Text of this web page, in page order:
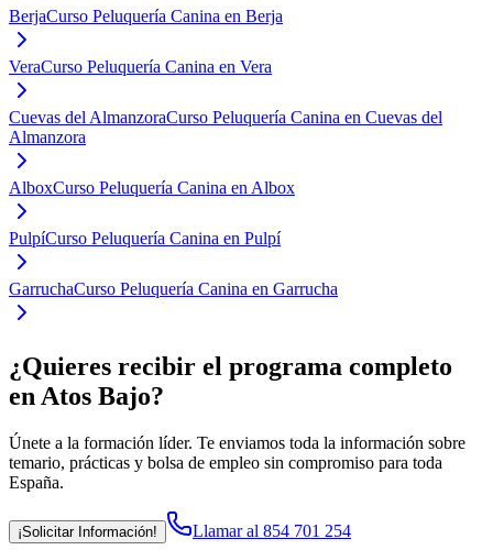
BerjaCurso Peluquería Canina en Berja
VeraCurso Peluquería Canina en Vera
Cuevas del AlmanzoraCurso Peluquería Canina en Cuevas del
Almanzora
AlboxCurso Peluquería Canina en Albox
PulpíCurso Peluquería Canina en Pulpí
GarruchaCurso Peluquería Canina en Garrucha
¿Quieres recibir el programa completo
en Atos Bajo?
Únete a la formación líder. Te enviamos toda la información sobre
temario, prácticas y bolsa de empleo sin compromiso para toda
España.
¡Solicitar Información! Llamar al 854 701 254